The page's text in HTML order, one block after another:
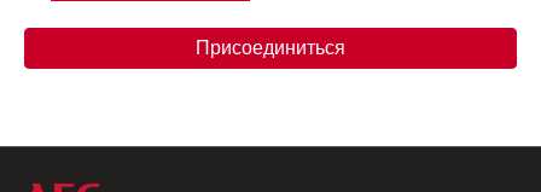
Присоединиться